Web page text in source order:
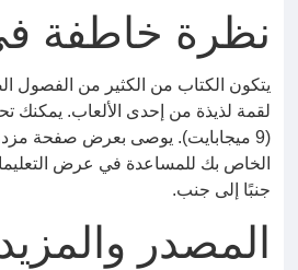
نظرة خاطفة
يتكون الكتاب من الكثير من الفصول
لقمة لذيذة من إحدى الألعاب. يمكنك
الخاص بك للمساعدة في عرض
جنبًا إلى جنب.
المصدر